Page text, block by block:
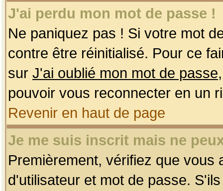
J'ai perdu mon mot de passe !
Ne paniquez pas ! Si votre mot
contre être réinitialisé. Pour ce
sur J'ai oublié mon mot de passe
pouvoir vous reconnecter en un
Revenir en haut de page
Je me suis inscrit mais ne
Premièrement, vérifiez que
d'utilisateur et mot de passe.